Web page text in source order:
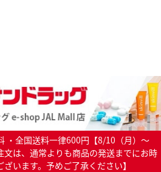
・全国送料一律600円【8/10（月）～
は、通常よりも商品の発送までにお時
います。予めご了承ください】